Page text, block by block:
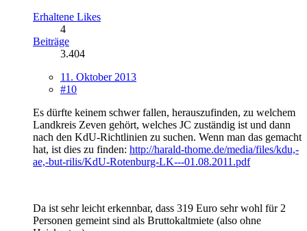
Erhaltene Likes
4
Beiträge
3.404
11. Oktober 2013
#10
Es dürfte keinem schwer fallen, herauszufinden, zu welchem
Landkreis Zeven gehört, welches JC zuständig ist und dann
nach den KdU-Richtlinien zu suchen. Wenn man das gemacht
hat, ist dies zu finden: http://harald-thome.de/media/files/kdu,-
ae,-but-rilis/KdU-Rotenburg-LK---01.08.2011.pdf
Da ist sehr leicht erkennbar, dass 319 Euro sehr wohl für 2
Personen gemeint sind als Bruttokaltmiete (also ohne